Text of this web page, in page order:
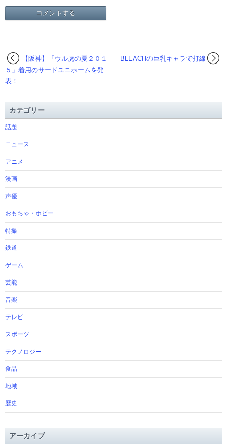
BLEACHの巨乳キャラで打線
【阪神】「ウル虎の夏２０１
５」着用のサードユニホームを発
表！
カテゴリー
話題
ニュース
アニメ
漫画
声優
おもちゃ・ホビー
特撮
鉄道
ゲーム
芸能
音楽
テレビ
スポーツ
テクノロジー
食品
地域
歴史
アーカイブ